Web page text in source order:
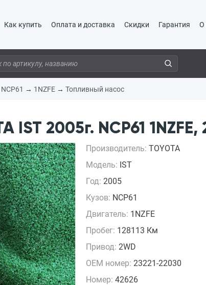
Как купить Оплата и доставка Скидки Гарантия О
NCP61 → 1NZFE → Топливный насос
IST 2005г. NCP61 1NZFE,
Производитель: TOYOTA
Модель: IST
Год: 2005
Кузов: NCP61
Двигатель: 1NZFE
Пробег: 128113 Км
Привод: 2WD
OEM номер: 23221-22030
Номер: 42626